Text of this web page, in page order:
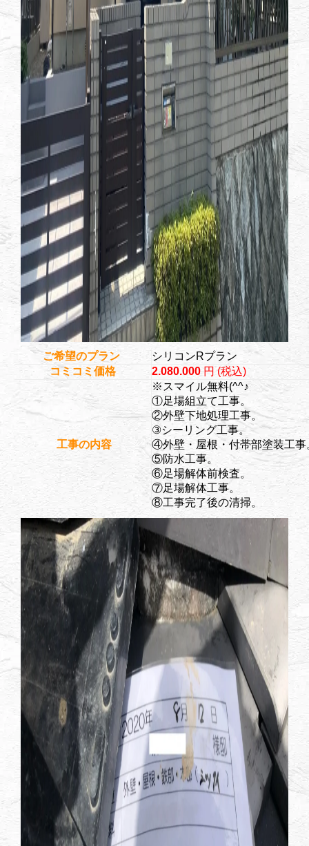
ご希望のプラン
シリコンRプラン
コミコミ価格
2.080.000 円 (税込)
工事の内容
※スマイル無料(^^♪
①足場組立て工事。
②外壁下地処理工事。
③シーリング工事。
④外壁・屋根・付帯部塗装工事
⑤防水工事。
⑥足場解体前検査。
⑦足場解体工事。
⑧工事完了後の清掃。